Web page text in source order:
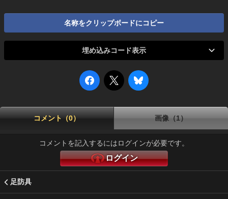
名称をクリップボードにコピー
埋め込みコード表示
コメント（0） 画像（1）
コメントを記入するにはログインが必要です。
ログイン
足防具